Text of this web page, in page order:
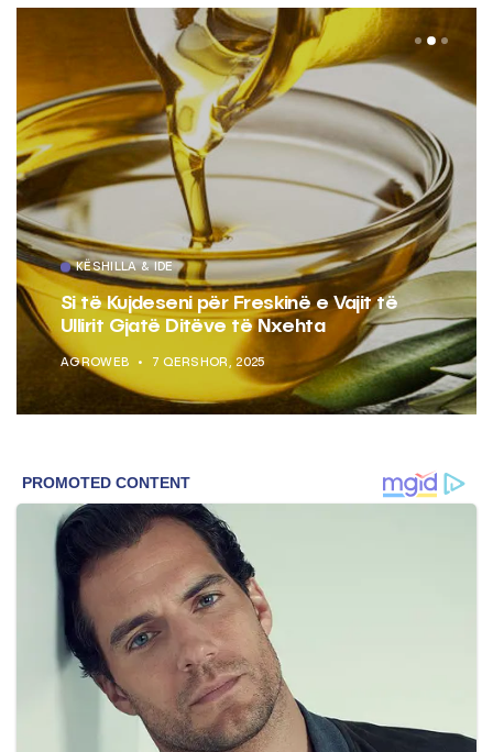
KËSHILLA & IDE
Si të Kujdeseni për Freskinë e Vajit të
Ullirit Gjatë Ditëve të Nxehta
AGROWEB 7 QERSHOR, 2025